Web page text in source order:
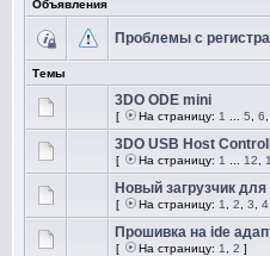
Объявления
Проблемы с
Темы
3DO ODE mini
[ На страницу: 1 5 6
3DO USB Host
[ На страницу: 1 12
Новый загрузчик для
[ На страницу: 1 2 3 4
Прошивка на ide
[ На страницу: 1 2 ]